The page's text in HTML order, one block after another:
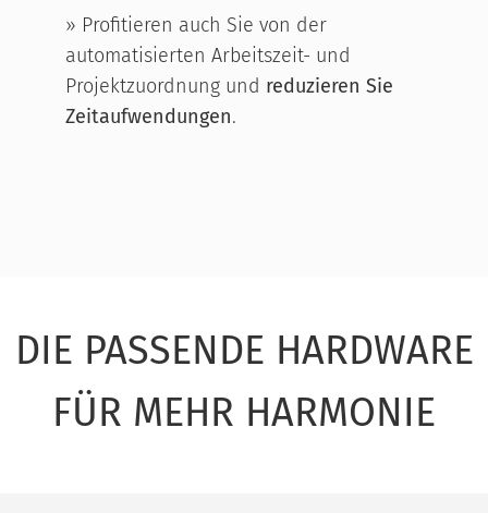
» Profitieren auch Sie von der
automatisierten Arbeitszeit- und
Projektzuordnung und reduzieren Sie
Zeitaufwendungen.
DIE PASSENDE HARDWARE
FÜR MEHR HARMONIE